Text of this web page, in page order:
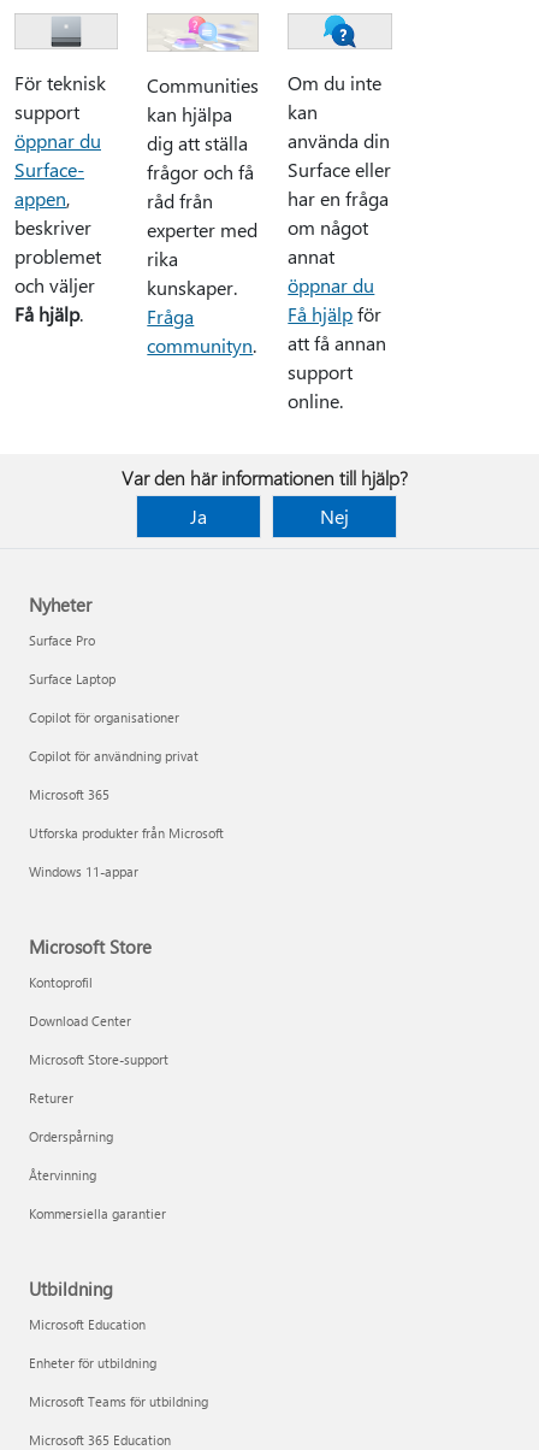
För teknisk
support
öppnar du
Surface-
appen,
beskriver
problemet
och väljer
Få hjälp.
Communities
kan hjälpa
dig att ställa
frågor och få
råd från
experter med
rika
kunskaper.
Fråga
communityn.
Om du inte
kan
använda din
Surface eller
har en fråga
om något
annat
öppnar du
Få hjälpför
att få annan
support
online.
Var den här informationen till hjälp?
Ja
Nej
Nyheter
Surface Pro
Surface Laptop
Copilot för organisationer
Copilot för användning privat
Microsoft 365
Utforska produkter från Microsoft
Windows 11-appar
Microsoft Store
Kontoprofil
Download Center
Microsoft Store-support
Returer
Orderspårning
Återvinning
Kommersiella garantier
Utbildning
Microsoft Education
Enheter för utbildning
Microsoft Teams för utbildning
Microsoft 365 Education